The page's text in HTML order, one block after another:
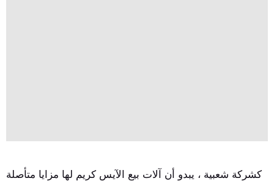
كشركة شعبية ، يبدو أن آلات بيع الآيس كريم لها مزايا متأصلة